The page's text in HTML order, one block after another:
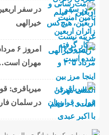
در سفر
خیرالهی
مهران
میرباقری:
در سلمان